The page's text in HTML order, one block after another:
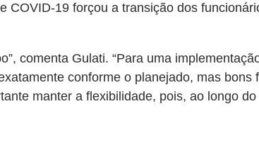
19 forçou a transição dos
comenta Gulati. “Para uma
conforme o planejado, mas bons
manter a flexibilidade, pois, ao longo